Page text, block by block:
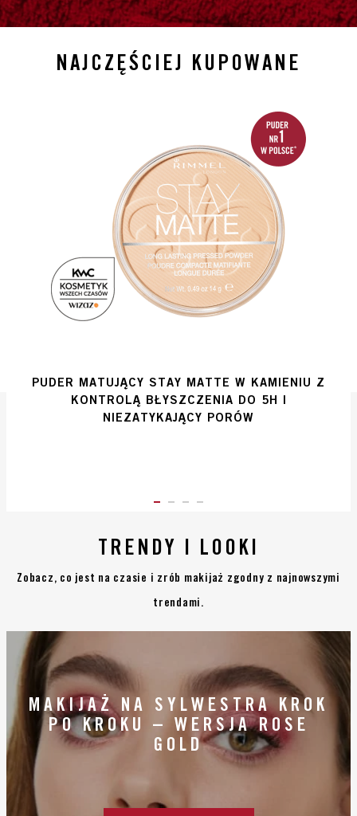
NAJCZĘŚCIEJ KUPOWANE
PUDER MATUJĄCY STAY MATTE W KAMIENIU Z
KONTROLĄ BŁYSZCZENIA DO 5H I
NIEZATYKAJĄCY PORÓW
TRENDY I LOOKI
Zobacz, co jest na czasie i zrób makijaż zgodny z najnowszymi
trendami.
MAKIJAŻ NA SYLWESTRA KROK
PO KROKU – WERSJA ROSE
GOLD